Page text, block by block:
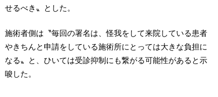
せるべき〟とした。
施術者側は〝毎回の署名は、怪我をして来院している患者
やきちんと申請をしている施術所にとっては大きな負担に
なる〟と、ひいては受診抑制にも繋がる可能性があると示
唆した。